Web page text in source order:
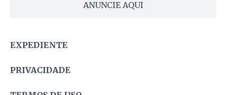
ANUNCIE AQUI
EXPEDIENTE
PRIVACIDADE